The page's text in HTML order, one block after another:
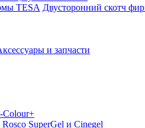
Двусторонний скотч
и запчасти
Colour+
Rosco SuperGel и Cinegel